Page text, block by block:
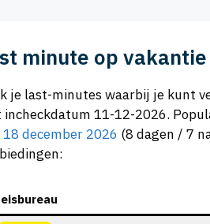
minute op
je last-minutes waarbij je kunt
incheckdatum 11-12-2026.
18 december 2026 (8 dagen / 7